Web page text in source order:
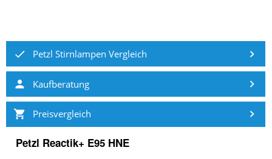
Petzl Stirnlampen Vergleich
Kaufberatung
Preisvergleich
Petzl Reactik+ E95 HNE